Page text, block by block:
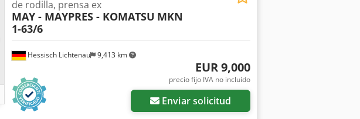
Hessisch Lichtenau 9,413 km
de rodilla, prensa ex
MAY - MAYPRES - KOMATSU MKN
1-63/6
EUR 9,000
precio fijo IVA no incluído
Enviar solicitud